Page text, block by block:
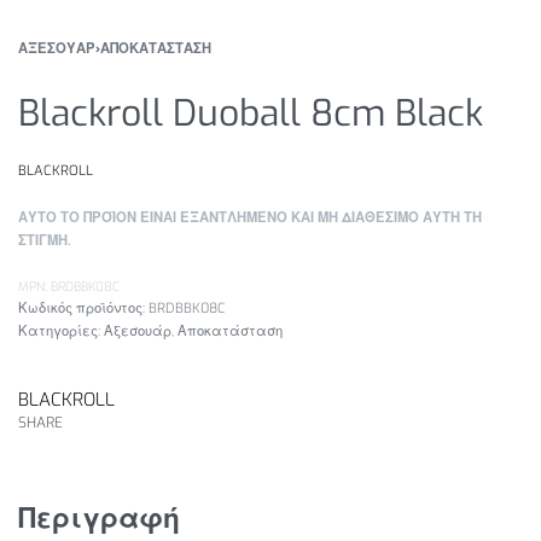
ΑΞΕΣΟΥΑΡ›ΑΠΟΚΑΤΑΣΤΑΣΗ
Blackroll Duoball 8cm Black
BLACKROLL
ΑΥΤΟ ΤΟ ΠΡΟΪΟΝ ΕΙΝΑΙ ΕΞΑΝΤΛΗΜΕΝΟ ΚΑΙ ΜΗ ΔΙΑΘΕΣΙΜΟ ΑΥΤΗ ΤΗ
ΣΤΙΓΜΗ.
MPN: BRDBBK08C
BRDBBK08C
Κατηγορίες: Αξεσουάρ, Αποκατάσταση
BLACKROLL
SHARE
Περιγραφή